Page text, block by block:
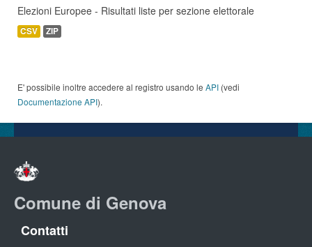
Elezioni Europee - Risultati liste per sezione elettorale
CSV ZIP
E' possibile inoltre accedere al registro usando le API (vedi
Documentazione API).
Comune di Genova
Contatti